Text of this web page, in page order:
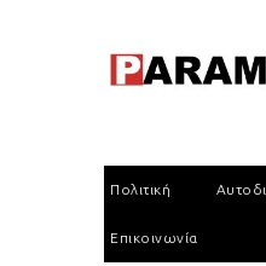
Πολιτική
Επικοινωνία